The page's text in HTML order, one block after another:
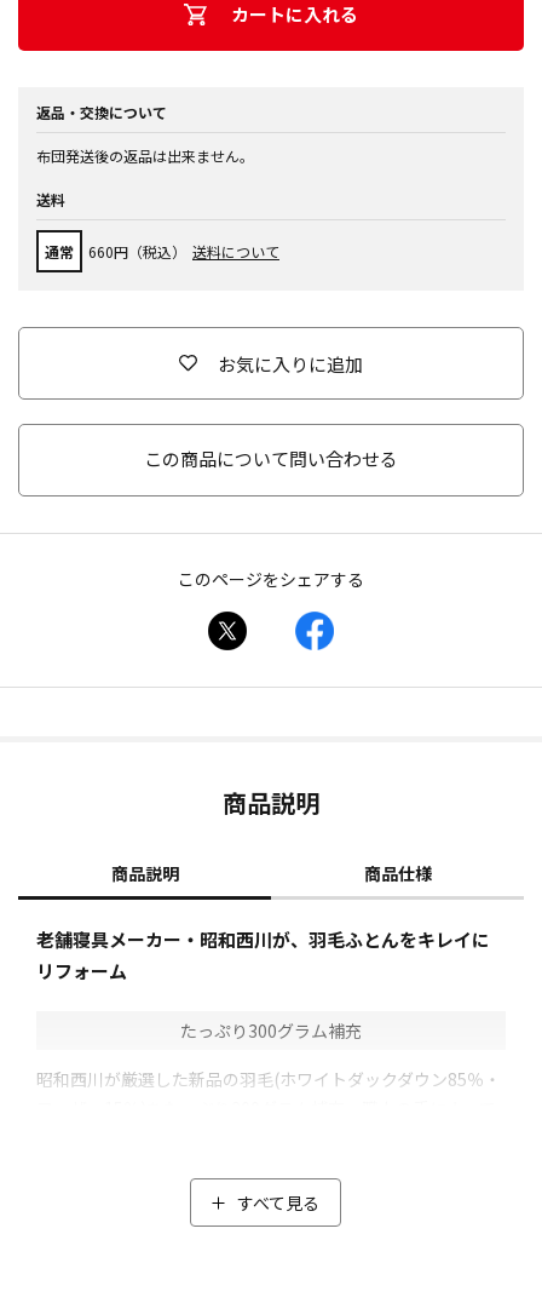
カートに入れる
返品・交換について
布団発送後の返品は出来ません。
送料
通常 660円（税込） 送料について
お気に入りに追加
この商品について問い合わせる
このページをシェアする
商品説明
商品説明 商品仕様
老舗寝具メーカー・昭和西川が、羽毛ふとんをキレイに
リフォーム
たっぷり300グラム補充
昭和西川が厳選した新品の羽毛(ホワイトダックダウン85％・
除菌・ダニ除去も行います。
さらに、除塵も行い綺麗な羽毛に仕上げます。
すべて見る